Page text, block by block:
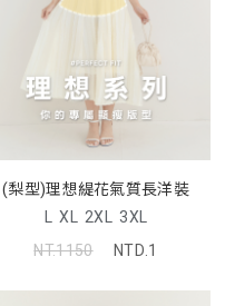
(梨型)理想緹花氣質長洋裝
L XL 2XL 3XL
NT.1150
NTD.1